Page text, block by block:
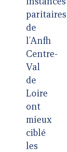
paritaires
de
l’Anfh
Centre-
Val
de
Loire
ont
mieux
ciblé
les